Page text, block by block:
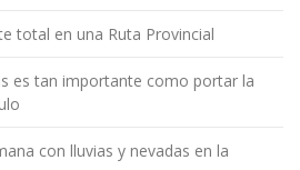
total en una Ruta Provincial
es tan importante como portar la
con lluvias y nevadas en la